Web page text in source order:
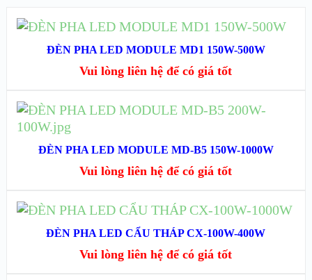
XEM NHANH
ĐỌC TIẾP
ĐÈN PHA LED MODULE MD1 150W-500W
Vui lòng liên hệ để có giá tốt
XEM NHANH
ĐÈN PHA LED MODULE MD-B5 150W-1000W
Vui lòng liên hệ để có giá tốt
XEM NHANH
ĐỌC TIẾP
ĐÈN PHA LED CẨU THÁP CX-100W-400W
Vui lòng liên hệ để có giá tốt